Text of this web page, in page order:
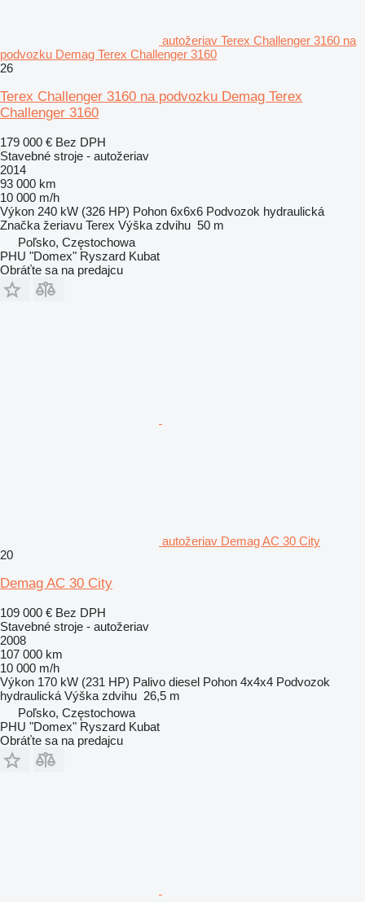
autožeriav Terex Challenger 3160 na
podvozku Demag Terex Challenger 3160
26
Terex Challenger 3160 na podvozku Demag Terex
Challenger 3160
179 000 € Bez DPH
Stavebné stroje - autožeriav
2014
93 000 km
10 000 m/h
Výkon 240 kW (326 HP) Pohon 6x6x6 Podvozok hydraulická
Značka žeriavu Terex Výška zdvihu 50 m
Poľsko, Częstochowa
PHU "Domex" Ryszard Kubat
Obráťte sa na predajcu
autožeriav Demag AC 30 City
20
Demag AC 30 City
109 000 € Bez DPH
Stavebné stroje - autožeriav
2008
107 000 km
10 000 m/h
Výkon 170 kW (231 HP) Palivo diesel Pohon 4x4x4 Podvozok
hydraulická Výška zdvihu 26,5 m
Poľsko, Częstochowa
PHU "Domex" Ryszard Kubat
Obráťte sa na predajcu